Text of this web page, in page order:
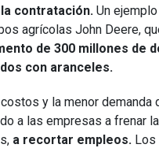
contratación. Un
agrícolas John Deere,
de 300 millones de
con aranceles.
y la menor demanda
a las empresas a frenar
a recortar empleos. Los